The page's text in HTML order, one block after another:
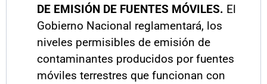
DE EMISIÓN DE FUENTES MÓVILES. El
Gobierno Nacional reglamentará, los
niveles permisibles de emisión de
contaminantes producidos por fuentes
móviles terrestres que funcionan con